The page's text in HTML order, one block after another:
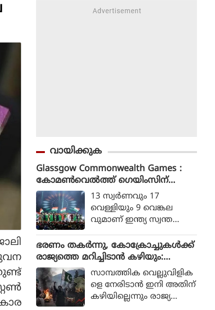
വായിക്കുക
Glassgow Commonwealth Games :
കോമൺവെൽത്ത് ഗെയിംസിന്
ഗ്ലാസ്ഗോയിൽ കൊടിയിറങ്ങി, മെഡ
ൽ നേട്ടത്തിൽ ഇന്ത്യ നാലാമത്
13 സ്വര്‍ണവും 17
വെള്ളിയും 9 വെങ്കല
വുമാണ് ഇന്ത്യ സ്വന്ത
ഭരണം തകര്‍ന്നു, കോക്രോച്ചുകള്‍ക്ക്
രാജ്യത്തെ മറിച്ചിടാന്‍ കഴിയും:
പാകിസ്ഥാന്‍ ആഭ്യന്തര മന്ത്രി
മൊഹ്സിന്‍ നഖ്വി
സാമ്പത്തിക വെല്ലുവിളിക
ളെ നേരിടാന്‍ ഇനി അതിന്
കഴിയില്ലെന്നും രാജ്യത്തെ